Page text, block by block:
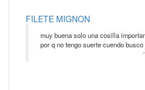
FILETE MIGNON
muy buena solo una cosilla
por q no tengo suerte cuendo